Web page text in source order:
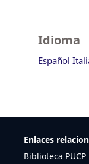
Idioma
Español
Enlaces
Biblioteca PUCP